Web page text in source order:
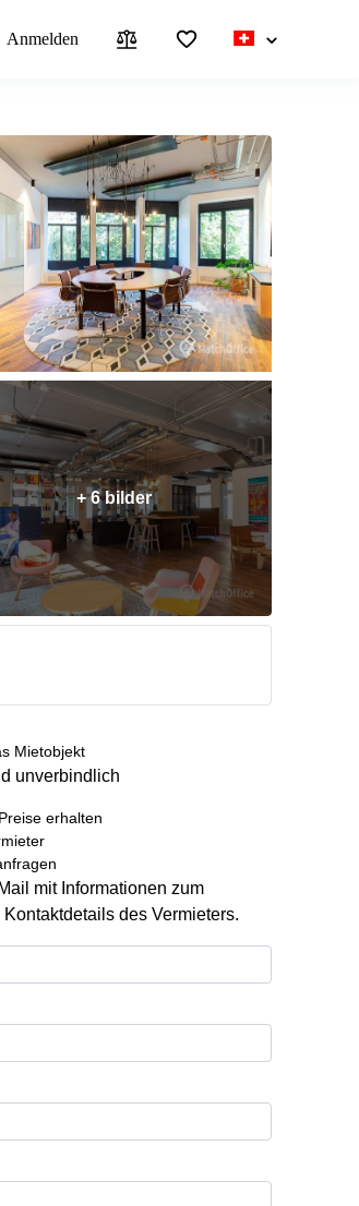
Anmelden
+ 6 bilder
Mietobjekt
unverbindlich
erhalten
mit Informationen zum
des Vermieters.
erhalten